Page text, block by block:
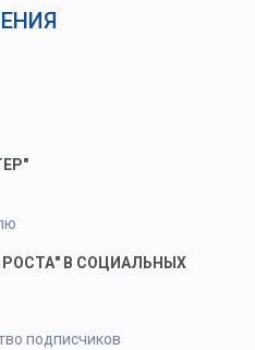
РОСТА" В СОЦИАЛЬНЫХ
подписчиков